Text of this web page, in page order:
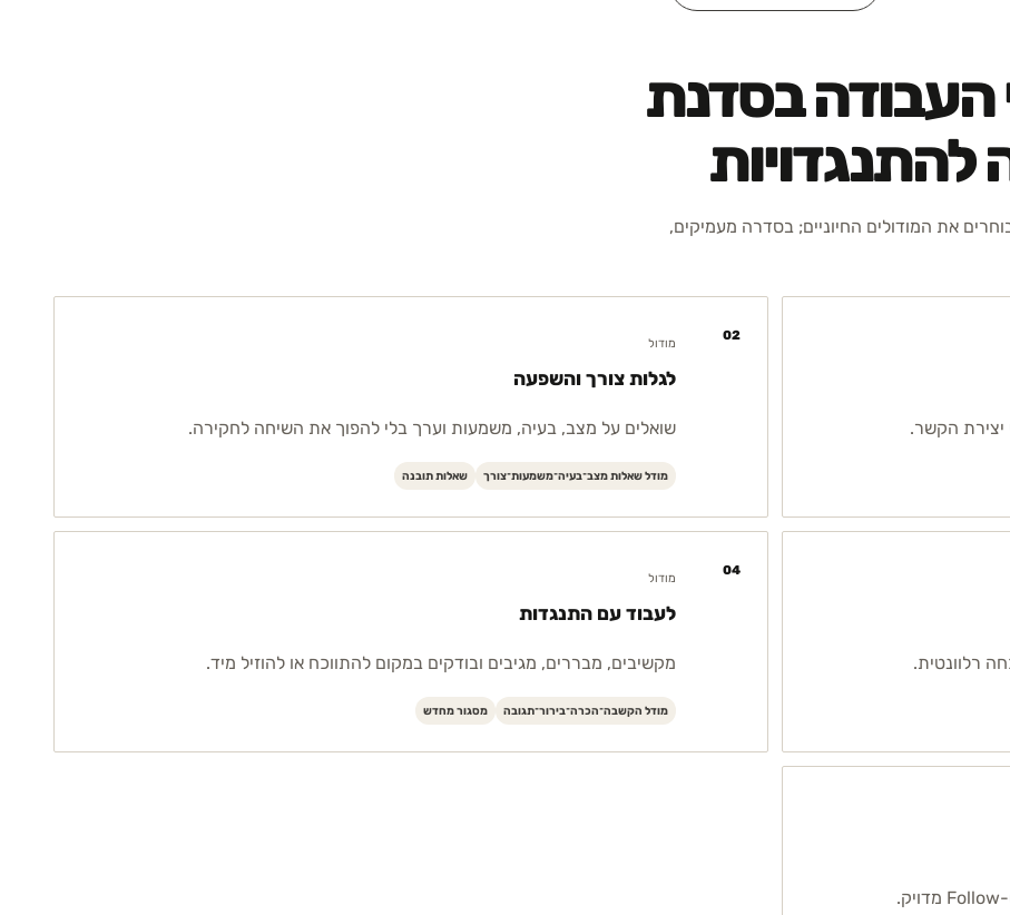
העבודה בסדנת
להתנגדויות
את המודולים החיוניים; בסדרה מעמיקים,
יצירת הקשר.
02
מודול
לגלות צורך והשפעה
שואלים על מצב, בעיה, משמעות וערך בלי להפוך את השיחה לחקירה.
מודל שאלות מצב־בעיה־משמעות־צורך שאלות תובנה
רלוונטית.
04
מודול
לעבוד עם התנגדות
מקשיבים, מבררים, מגיבים ובודקים במקום להתווכח או להוזיל מיד.
מודל הקשבה־הכרה־בירור־תגובה מסגור מחדש